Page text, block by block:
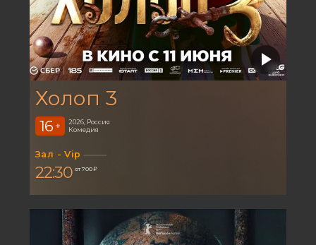
Холоп 3
16 +
2026, Россия
Комедия
Зал - Vip
22:30 от 700 ₽